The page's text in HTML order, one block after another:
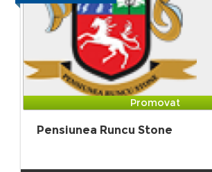
Promovat
Pensiunea Runcu Stone